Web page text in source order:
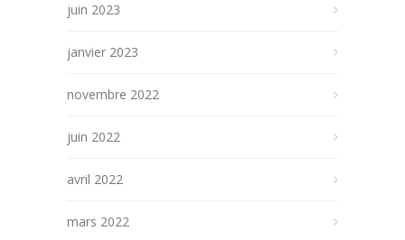
juin 2023
janvier 2023
novembre 2022
juin 2022
avril 2022
mars 2022